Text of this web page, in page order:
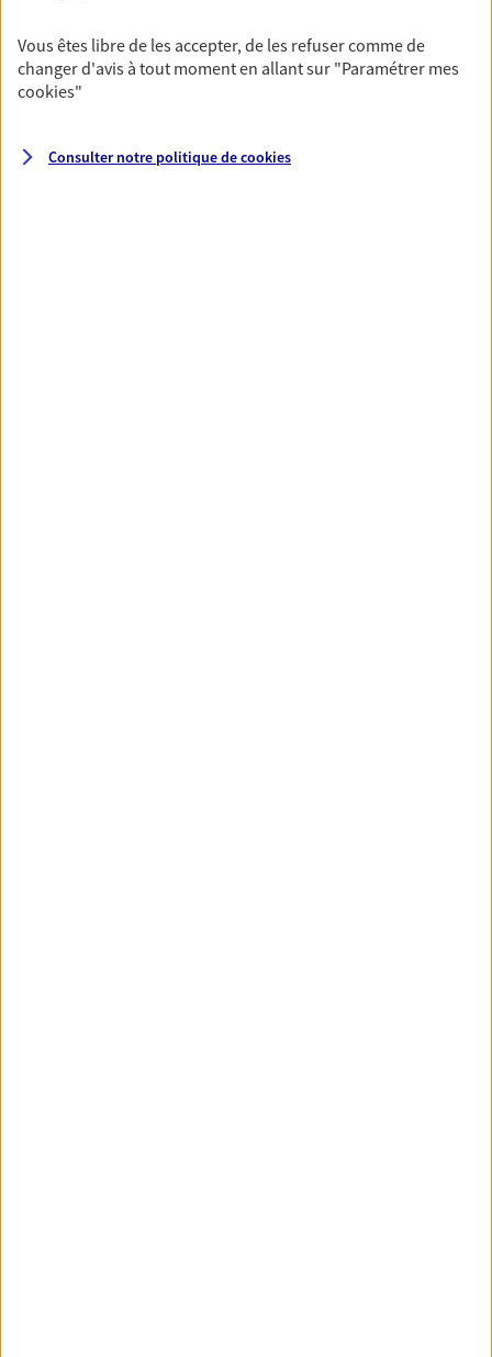
Préparer votre avenir
Anticipez les imprévus et sécurisez votre futur grâce à
confiance et de proximité.
Vous êtes libre de les accepter, de les refuser comme de
changer d'avis à tout moment en allant sur "Paramétrer mes
cookies"
Consulter notre politique decookies